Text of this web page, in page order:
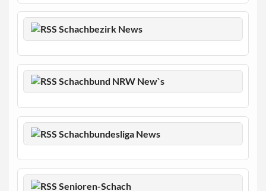
Schachbezirk News
Schachbund NRW New`s
Schachbundesliga News
Senioren-Schach